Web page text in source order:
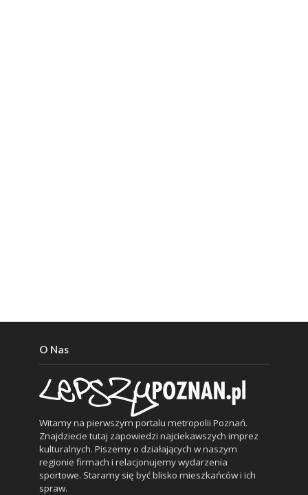
O Nas
Witamy na pierwszym portalu metropolii Poznań.
Znajdziecie tutaj zapowiedzi najciekawszych imprez
kulturalnych. Piszemy o działających w naszym
regionie firmach i relacjonujemy wydarzenia
sportowe. Staramy się być blisko mieszkańców i ich
spraw.